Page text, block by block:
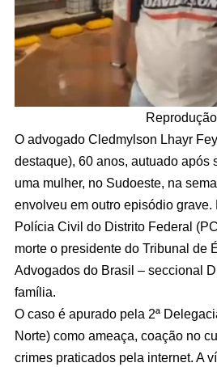
Reprodução
O advogado Cledmylson Lhayr
destaque), 60 anos, autuado após
uma mulher, no Sudoeste, na
envolveu em outro episódio
Polícia Civil do Distrito Federal
morte o presidente do Tribunal de
Advogados do Brasil – seccional
família.
O caso é apurado pela 2ª
Norte) como ameaça, coação no
crimes praticados pela internet. A